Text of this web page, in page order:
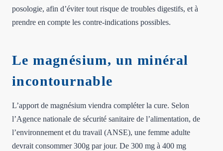
posologie, afin d’éviter tout risque de troubles digestifs, et à
prendre en compte les contre-indications possibles.
Le magnésium, un minéral
incontournable
L’apport de magnésium viendra compléter la cure. Selon
l’Agence nationale de sécurité sanitaire de l’alimentation, de
l’environnement et du travail (ANSE), une femme adulte
devrait consommer 300g par jour. De 300 mg à 400 mg